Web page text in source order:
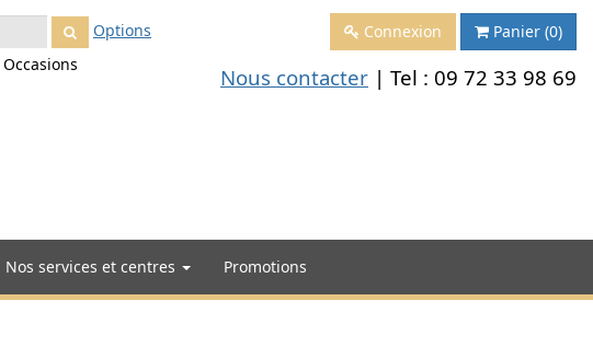
Options
Occasions
Connexion Panier (0)
Nous contacter | Tel : 09 72 33 98 69
Nos services et centres Promotions